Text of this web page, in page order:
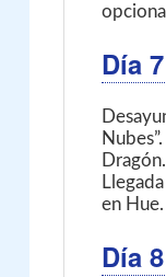
Día 7
Dragón.
en Hue.
Día 8